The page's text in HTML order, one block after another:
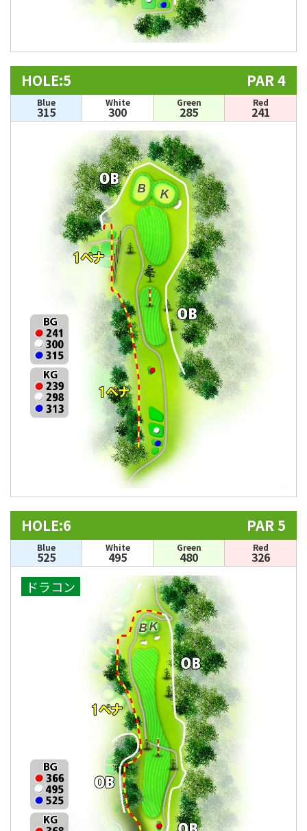
HOLE:5 PAR 4
Blue
315
White
300
Green
285
Red
241
HOLE:6 PAR 5
Blue
525
White
495
Green
480
Red
326
ドラコン